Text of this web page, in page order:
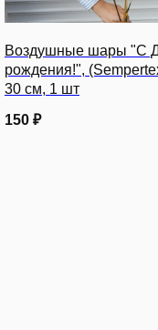
Воздушные шары "С
рождения!",
30 см, 1 шт
150 ₽